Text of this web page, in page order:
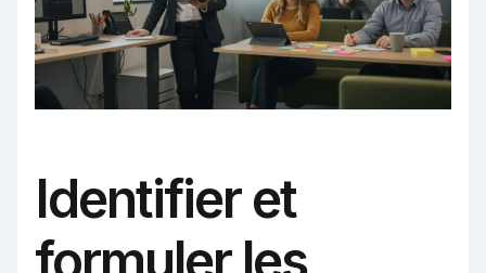
Identifier et